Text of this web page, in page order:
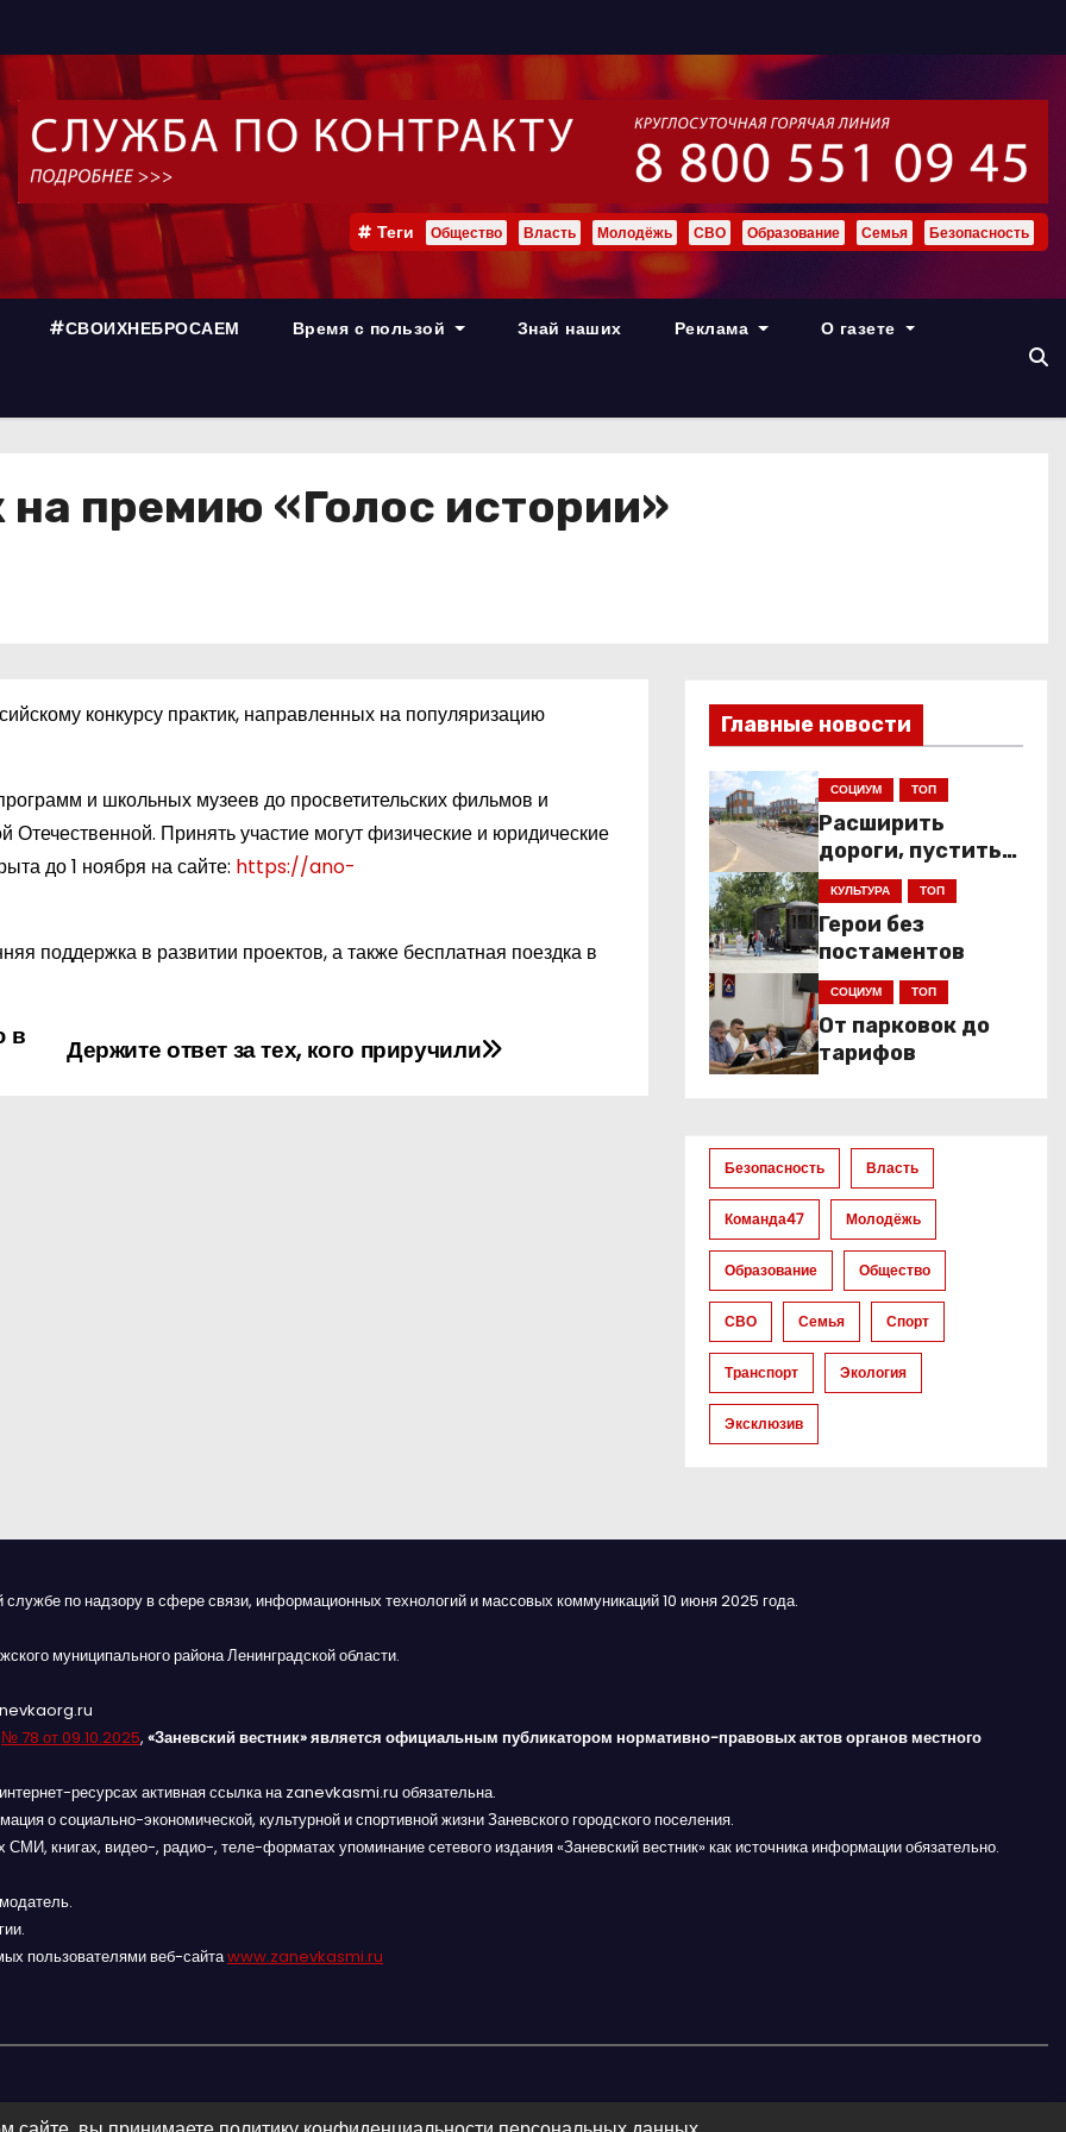
Теги Общество Власть Молодёжь СВО Образование Семья Безопасность
#СВОИХНЕБРОСАЕМ Время с пользой Знай наших Реклама О газете
премию «Голос истории»
конкурсу практик, направленных на популяризацию
и школьных музеев до просветительских фильмов и
Принять участие могут физические и юридические
до 1 ноября на сайте: https://ano-
поддержка в развитии проектов, а также бесплатная поездка в
Держите ответ за тех, кого приручили
в
Главные новости
СОЦИУМ ТОП
Расширить
дороги, пустить
низкопольники
КУЛЬТУРА ТОП
Герои без
постаментов
СОЦИУМ ТОП
От парковок до
тарифов
Безопасность Власть
Команда47 Молодёжь
Образование Общество
СВО Семья Спорт
Транспорт Экология
Эксклюзив
службе по надзору в сфере связи, информационных технологий и массовых коммуникаций 10 июня 2025 года.
муниципального района Ленинградской области.
№ 78 от 09.10.2025, «Заневский вестник» является официальным публикатором нормативно-правовых актов органов местного
ресурсах активная ссылка на zanevkasmi.ru обязательна.
о социально-экономической, культурной и спортивной жизни Заневского городского поселения.
книгах, видео-, радио-, теле-форматах упоминание сетевого издания «Заневский вестник» как источника информации обязательно.
пользователями веб-сайтаwww.zanevkasmi.ru